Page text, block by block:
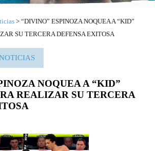
> “DIVINO” ESPINOZA NOQUEA A “KID”
SU TERCERA DEFENSA EXITOSA
NOQUEA A “KID”
REALIZAR SU TERCERA